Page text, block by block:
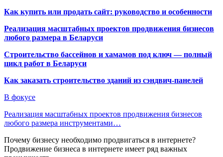
Как купить или продать сайт: руководство и особенности
Реализация масштабных проектов продвижения бизнесов
любого размера в Беларуси
Строительство бассейнов и хамамов под ключ — полный
цикл работ в Беларуси
Как заказать строительство зданий из сэндвич-панелей
В фокусе
Реализация масштабных проектов продвижения бизнесов
любого размера инструментами…
Почему бизнесу необходимо продвигаться в интернете?
Продвижение бизнеса в интернете имеет ряд важных